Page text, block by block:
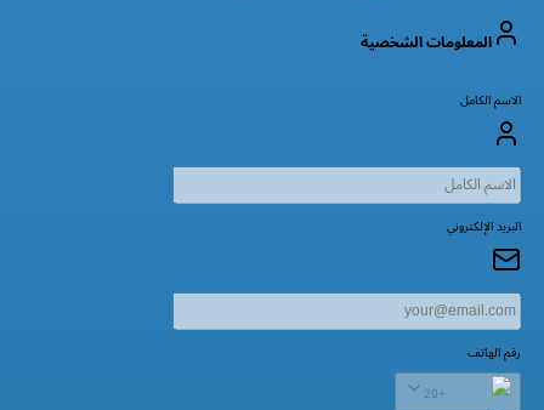
المعلومات الشخصية
الاسم الكامل
البريد الإلكتروني
رقم الهاتف
+20